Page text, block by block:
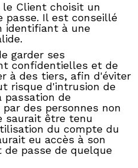
le Client choisit un
Il est conseillé
identifiant à une
garder ses
confidentielles et de
à des tiers, afin d'éviter
risque d'intrusion de
passation de
des personnes non
saurait être tenu
du compte du
eu accès à son
passe de quelque